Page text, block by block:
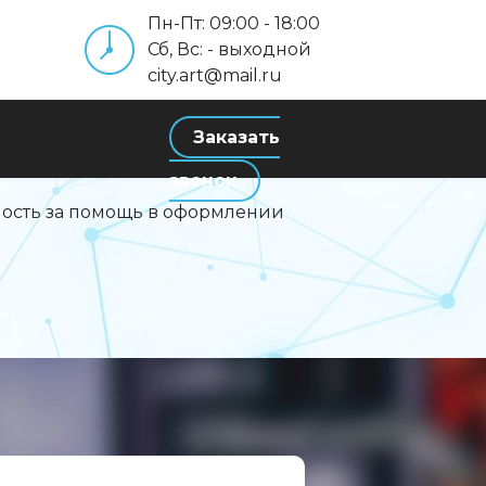
Пн-Пт: 09:00 - 18:00
Сб, Вс: - выходной
city.art@mail.ru
Заказать
звонок
за помощь в оформлении